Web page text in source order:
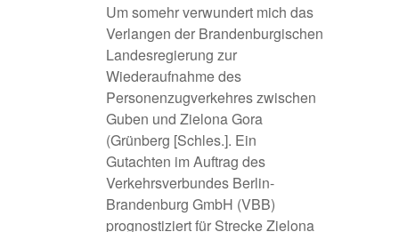
Um somehr verwundert mich das
Verlangen der Brandenburgischen
Landesregierung zur
Wiederaufnahme des
Personenzugverkehres zwischen
Guben und Zielona Gora
(Grünberg [Schles.]. Ein
Gutachten im Auftrag des
Verkehrsverbundes Berlin-
Brandenburg GmbH (VBB)
prognostiziert für Strecke Zielona